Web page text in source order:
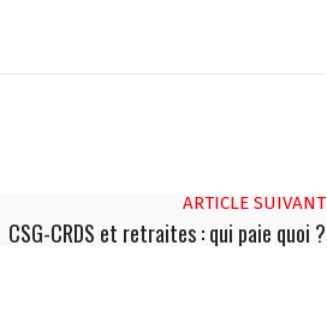
ARTICLE SUIVANT
CSG-CRDS et retraites : qui paie quoi ?